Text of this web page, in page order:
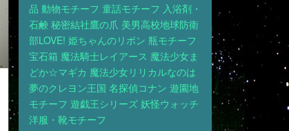
品 動物モチーフ 童話モチーフ 入浴剤・
石鹸 秘密結社鷹の爪 美男高校地球防衛
部LOVE! 姫ちゃんのリボン 瓶モチーフ
宝石箱 魔法騎士レイアース 魔法少女ま
どか☆マギカ 魔法少女リリカルなのは
夢のクレヨン王国 名探偵コナン 遊園地
モチーフ 遊戯王シリーズ 妖怪ウォッチ
洋服・靴モチーフ